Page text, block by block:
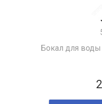
Бокал для воды